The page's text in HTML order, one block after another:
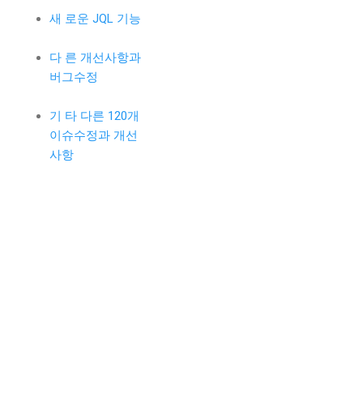
새 로운 JQL 기능
다 른 개선사항과
버그수정
기 타 다른 120개
이슈수정과 개선
사항